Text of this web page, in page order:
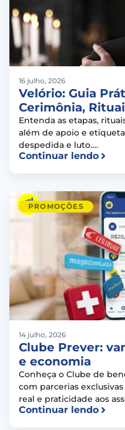
16 julho, 2026
Velório: Guia
Cerimônia,
Entenda as etapas,
além de apoio e
despedida e luto….
Continuar lendo
PROMOÇÕES
14 julho, 2026
Clube Prever:
e economia
Conheça o Clube de
com parcerias
real e praticidade aos
Continuar lendo